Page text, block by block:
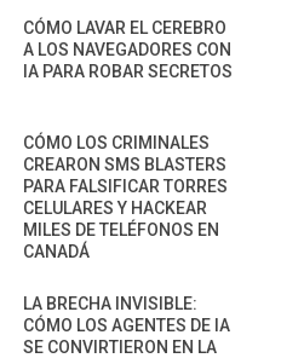
CÓMO LAVAR EL CEREBRO
A LOS NAVEGADORES CON
IA PARA ROBAR SECRETOS
CÓMO LOS CRIMINALES
CREARON SMS BLASTERS
PARA FALSIFICAR TORRES
CELULARES Y HACKEAR
MILES DE TELÉFONOS EN
CANADÁ
LA BRECHA INVISIBLE:
CÓMO LOS AGENTES DE IA
SE CONVIRTIERON EN LA